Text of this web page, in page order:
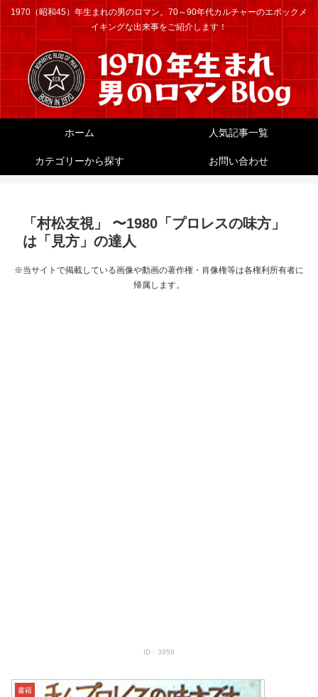
1970（昭和45）年生まれの男のロマン。70～90年代カルチャーのエポックメ
イキングな出来事をご紹介します！
ホーム 人気記事一覧
カテゴリーから探す お問い合わせ
「村松友視」 〜1980「プロレスの味方」
は「見方」の達人
※当サイトで掲載している画像や動画の著作権・肖像権等は各権利所有者に
帰属します。
ID：3958
書籍